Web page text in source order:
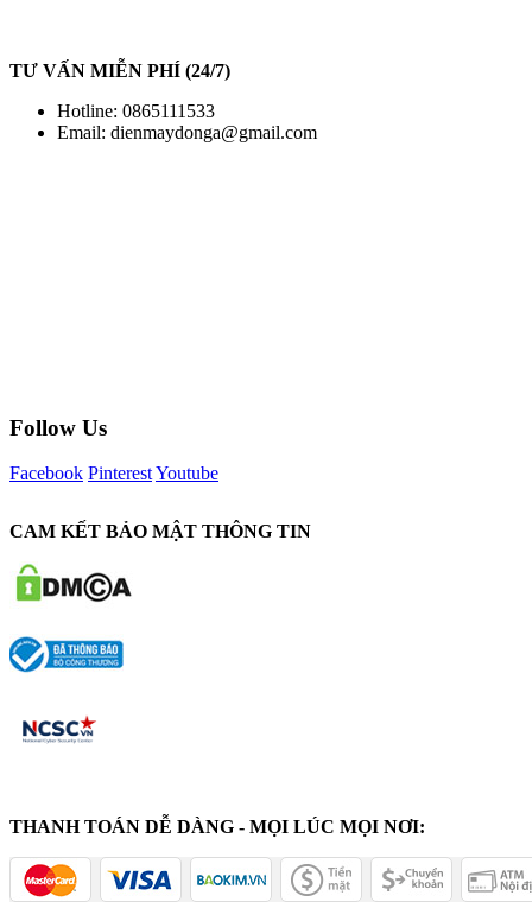
TƯ VẤN MIỄN PHÍ (24/7)
Hotline: 0865111533
Email: dienmaydonga@gmail.com
Follow Us
Facebook PinterestYoutube
CAM KẾT BẢO MẬT THÔNG TIN
THANH TOÁN DỄ DÀNG - MỌI LÚC MỌI NƠI: